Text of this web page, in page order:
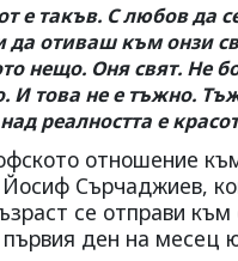
е такъв. С любов да
да отиваш към онзи
нещо. Оня свят. Не
И това не е тъжно.
реалността е
отношение
Сърчаджиев,
се отправи към
първия ден на месец